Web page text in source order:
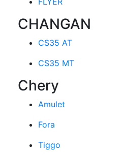
CHANGAN
CS35 AT
CS35 MT
Chery
Amulet
Fora
Tiggo